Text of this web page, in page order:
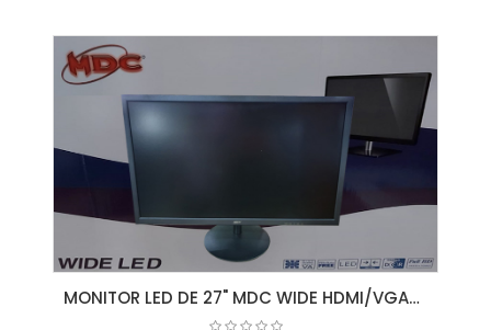
MONITOR LED DE 27" MDC WIDE HDMI/VGA/SPK BLACK